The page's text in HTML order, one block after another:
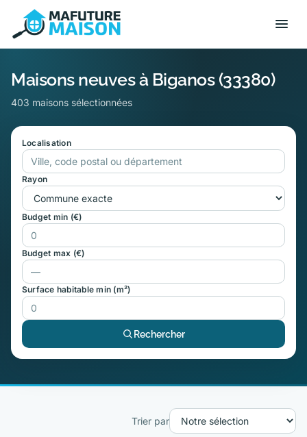
Maisons neuves à Biganos (33380)
403 maisons sélectionnées
Localisation
Rayon
Budget min (€)
Budget max (€)
Surface habitable min (m²)
Rechercher
Trier par